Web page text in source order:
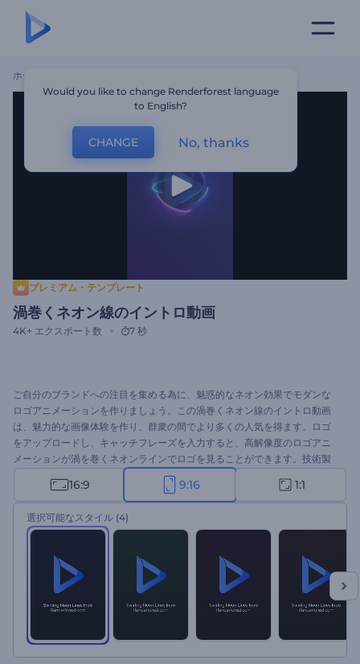
ホーム
プレミアム・テンプレート
渦巻くネオン線のイントロ動画
4K+ エクスポート数 7 秒
ご自分のブランドへの注目を集める為に、魅惑的なネオン効果でモダンな
ロゴアニメーションを作りましょう。この渦巻くネオン線のイントロ動画
は、魅力的な画像体験を作り、群衆の間でより多くの人気を得ます。ロゴ
をアップロードし、キャッチフレーズを入力すると、高解像度のロゴアニ
メーションが渦を巻くネオンラインでロゴを見ることができます。技術製
品、会社の宣伝、ブランドのプレゼンテーション、その他多くのクリエイ
ティブなプロジェクトに最適です。今すぐ試してみてください！
16:9 9:16 1:1
選択可能なスタイル (4)
Would you like to change Renderforest language
to English?
CHANGE No, thanks